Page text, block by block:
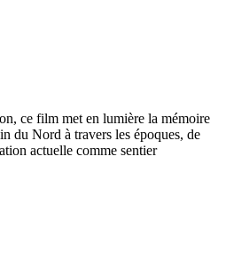
ce film met en lumière la mémoire
du Nord à travers les époques, de
actuelle comme sentier